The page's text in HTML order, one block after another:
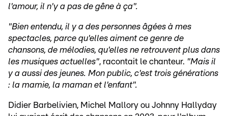
l'amour, il n'y a pas de gêne à ça".
"Bien entendu, il y a des personnes âgées à mes
spectacles, parce qu'elles aiment ce genre de
chansons, de mélodies, qu'elles ne retrouvent plus dans
les musiques actuelles", racontait le chanteur. "Mais il
y a aussi des jeunes. Mon public, c'est trois générations
: la mamie, la maman et l'enfant".
Didier Barbelivien, Michel Mallory ou Johnny Hallyday